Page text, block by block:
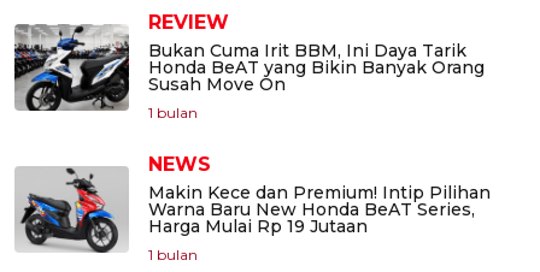
REVIEW
Bukan Cuma Irit BBM, Ini Daya Tarik
Honda BeAT yang Bikin Banyak Orang
Susah Move On
1 bulan
NEWS
Makin Kece dan Premium! Intip Pilihan
Warna Baru New Honda BeAT Series,
Harga Mulai Rp 19 Jutaan
1 bulan